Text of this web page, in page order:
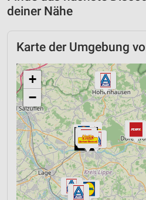
deiner Nähe
Karte der Umgebung
+
−